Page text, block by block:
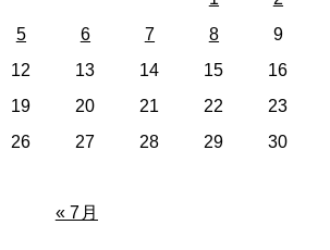
5 6 7 8
9
12 13 14 15
16
19 20 21 22
23
26 27 28 29
30
« 7月